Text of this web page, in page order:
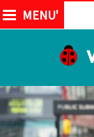
MENU'